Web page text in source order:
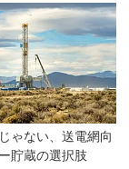
ゃない、送電網向
貯蔵の選択肢